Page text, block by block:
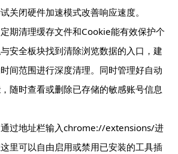
关闭硬件加速模式改善响应速度。
期清理缓存文件和Cookie能有效保护个
安全板块找到清除浏览数据的入口，建
间范围进行深度清理。同时管理好自动
随时查看或删除已存储的敏感账号信息
过地址栏输入chrome://extensions/进
里可以自由启用或禁用已安装的工具插